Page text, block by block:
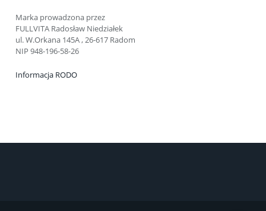
Marka prowadzona przez
FULLVITA Radosław Niedziałek
ul. W.Orkana 145A , 26-617 Radom
NIP 948-196-58-26
Informacja RODO